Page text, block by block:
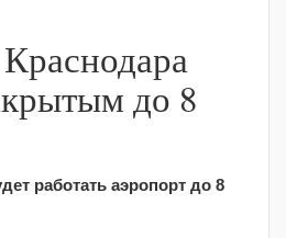
до 8
работать аэропорт до 8